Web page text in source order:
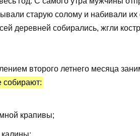
старую солому и набивали
деревней собирались, жгли
второго летнего месяца
собирают:
крапивы;